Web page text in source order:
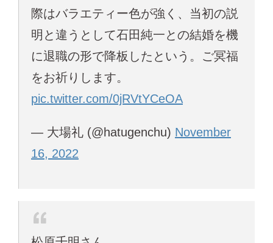
際はバラエティー色が強く、当初の説
明と違うとして石田純一との結婚を機
に退職の形で降板したという。ご冥福
をお祈りします。
pic.twitter.com/0jRVtYCeOA
— 大場礼 (@hatugenchu) November
16, 2022